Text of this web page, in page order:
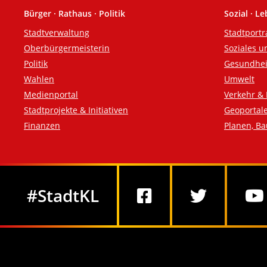
Fußzeile
Bürger · Rathaus · Politik
Stadtverwaltung
Oberbürgermeisterin
Politik
Wahlen
Medienportal
Stadtprojekte & Initiativen
Finanzen
Sozial ·
Soziales
Umwelt
Verkehr
Planen,
#StadtKL